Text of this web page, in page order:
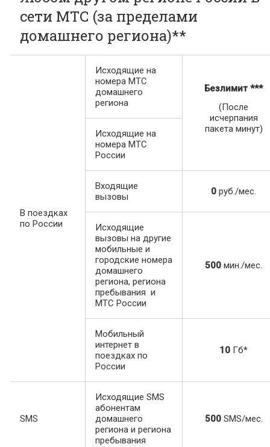
сети МТС (за пределами
домашнего региона)**
В поездках
по России
Исходящие на
номера МТС
домашнего
региона
Безлимит ***
(После
исчерпания
пакета минут)
Исходящие на
номера МТС
России
Входящие
вызовы
0 руб./мес.
Исходящие
вызовы на другие
мобильные и
городские номера
домашнего
региона, региона
пребывания и
МТС России
500 мин./мес.
Мобильный
интернет в
поездках по
России
10 Гб*
SMS
Исходящие SMS
абонентам
домашнего
региона и региона
пребывания
500 SMS/мес.